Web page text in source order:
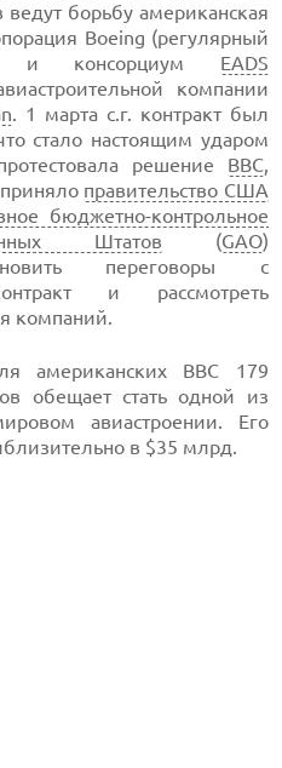
ведут борьбу американская
Boeing (регулярный
и консорциум EADS
компании
. 1 марта с.г. контракт был
стало настоящим ударом
решение ВВС,
правительство США
бюджетно-контрольное
Штатов (GAO)
переговоры с
и рассмотреть
компаний.
американских ВВС 179
обещает стать одной из
авиастроении. Его
в $35 млрд.